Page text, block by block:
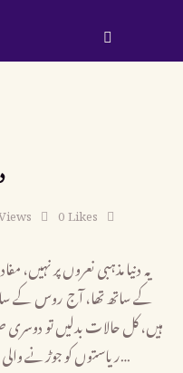
0Likes
یہ دنیا مذہبی نعروں پر
کے ساتھ تھا، آج روس کے
ہیں، کل حالات بدلیں تو
ریاستوں کو جوڑنے والی اصل قوتیں عموماً معاشی، دفاعی اور سیاسی…